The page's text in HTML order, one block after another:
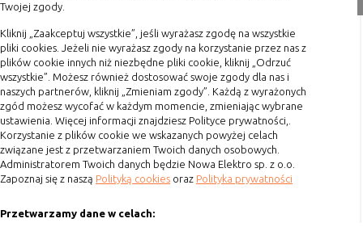
Twojej zgody.
Kliknij „Zaakceptuj wszystkie”, jeśli wyrażasz zgodę na wszystkie
pliki cookies. Jeżeli nie wyrażasz zgody na korzystanie przez nas z
plików cookie innych niż niezbędne pliki cookie, kliknij „Odrzuć
wszystkie”. Możesz również dostosować swoje zgody dla nas i
naszych partnerów, kliknij „Zmieniam zgody”. Każdą z wyrażonych
zgód możesz wycofać w każdym momencie, zmieniając wybrane
ustawienia. Więcej informacji znajdziesz Polityce prywatności,.
Korzystanie z plików cookie we wskazanych powyżej celach
związane jest z przetwarzaniem Twoich danych osobowych.
Administratorem Twoich danych będzie Nowa Elektro sp. z o.o.
Zapoznaj się z naszą Polityką cookies oraz Polityka prywatności
Przetwarzamy dane w celach:
Usuwanie plików „cookies”
Standardowo oprogramowanie służące do przeglądania
stron internetowych domyślnie dopuszcza umieszczanie
plików „cookies” na urządzeniu końcowym. Ustawienia te
mogą zostać zmienione w taki sposób, aby blokować
automatyczną obsługę plików „cookies” w ustawieniach
przeglądarki internetowej bądź informować o ich
każdorazowym przesłaniu na urządzenie użytkownika.
Szczegółowe informacje o możliwości i sposobach obsługi
plików „cookies” dostępne są w ustawieniach
oprogramowania (przeglądarki internetowej).
na niektóre funkcjonalności dostępne na stronie
Terminy realizacji
Koszty przesyłki
Dostawa
Reklamacje
Zwrot towaru
Kontakt
Szybki kontakt